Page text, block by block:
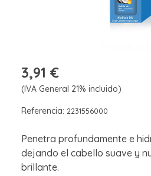
3,91 €
(IVA General 21% incluido)
Referencia: 2231556000
Penetra profundamente e
dejando el cabello suave y
brillante.